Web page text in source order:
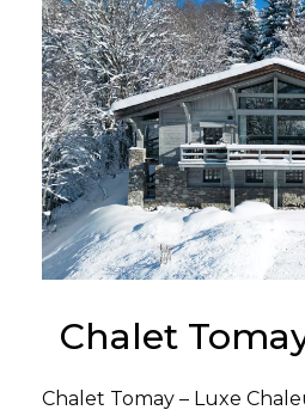
Chalet
Chalet Tomay – Luxe